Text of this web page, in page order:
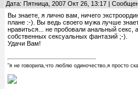
Дата: Пятница, 2007 Окт 26, 13:17 |
Вы знаете, я лично вам, ничего
плане :-). Вы ведь своего мужа лучше
нравиться... не пробовали анальный секс,
собственных сексуальных фантазий ;-).
Удачи Вам!
"я не говорила,что люблю одиночество,я просто